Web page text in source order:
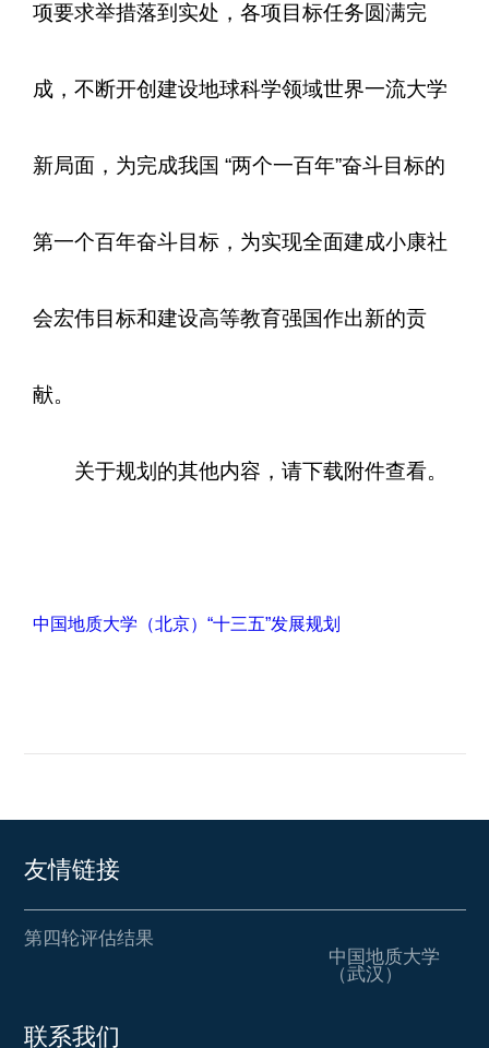
项要求举措落到实处，各项目标任务圆满完
成，不断开创建设地球科学领域世界一流大学
新局面，为完成我国 “两个一百年”奋斗目标的
第一个百年奋斗目标，为实现全面建成小康社
会宏伟目标和建设高等教育强国作出新的贡
献。
关于规划的其他内容，请下载附件查看。
中国地质大学（北京）“十三五”发展规划
友情链接
第四轮评估结果
中国地质大学
（武汉）
联系我们